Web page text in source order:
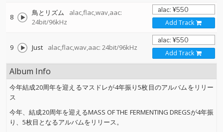
8 鳥とリズム
alac,flac,wav,aac:
24bit/96kHz
Add Track
9 Just alac,flac,wav,aac: 24bit/96kHz
Add Track
Album Info
今年結成20周年を迎えるマスドレが4年振り5枚目のアルバムをリリー
ス
今年、結成20周年を迎えるMASS OF THE FERMENTING DREGSが4年振
り、5枚目となるアルバムをリリース。